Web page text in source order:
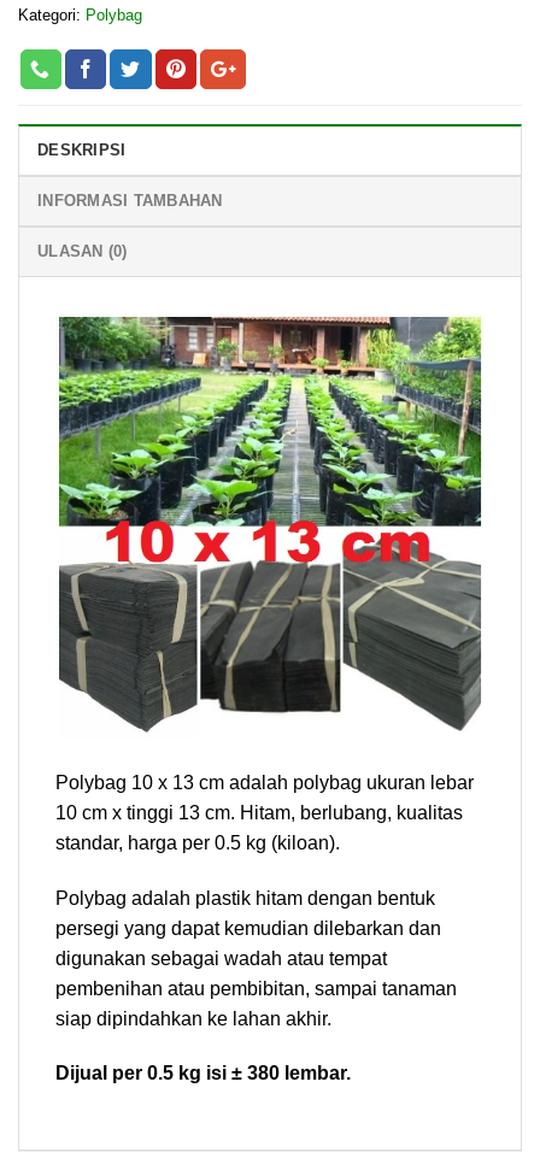
Kategori: Polybag
DESKRIPSI
INFORMASI TAMBAHAN
ULASAN (0)
Polybag 10 x 13 cm adalah polybag ukuran lebar
10 cm x tinggi 13 cm. Hitam, berlubang, kualitas
standar, harga per 0.5 kg (kiloan).
Polybag adalah plastik hitam dengan bentuk
persegi yang dapat kemudian dilebarkan dan
digunakan sebagai wadah atau tempat
pembenihan atau pembibitan, sampai tanaman
siap dipindahkan ke lahan akhir.
Dijual per 0.5 kg isi ± 380 lembar.